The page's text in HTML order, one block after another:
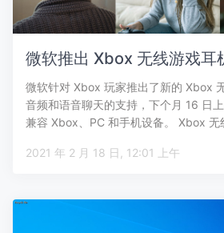
微软推出 Xbox 无线游戏耳
微软针对 Xbox 玩家推出了新的 Xbox
音频和语音聊天的支持，下个月 16 日
兼容 Xbox、PC 和手机设备。 Xbox 无
2021 年 2 月 18 日, 12:01 上午